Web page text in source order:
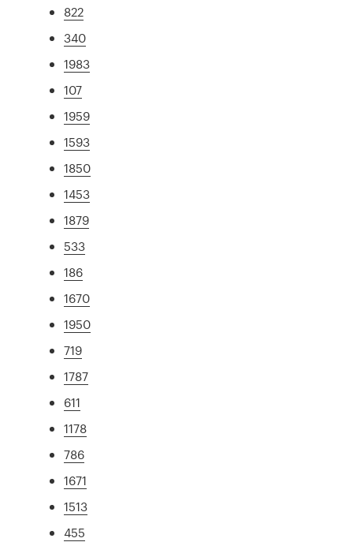
822
340
1983
107
1959
1593
1850
1453
1879
533
186
1670
1950
719
1787
611
1178
786
1671
1513
455